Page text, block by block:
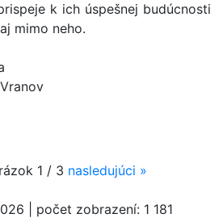
k ich úspešnej budúcnosti
mimo neho.
1 / 3 nasledujúci »
počet zobrazení: 1 181